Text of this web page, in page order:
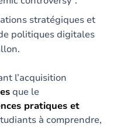
stratégiques et
politiques digitales
l’acquisition
que le
pratiques et
à comprendre,